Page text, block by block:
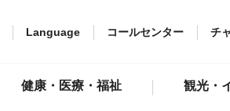
Language コールセンター チ
健康・医療・福祉 観光・